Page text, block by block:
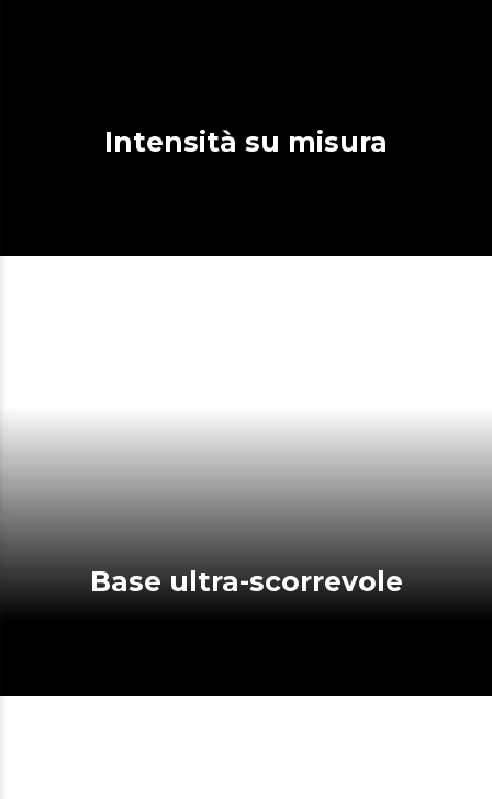
Intensità su misura
Base ultra-scorrevole